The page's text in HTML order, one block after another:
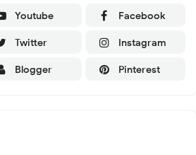
Youtube Facebook
Twitter Instagram
Blogger Pinterest